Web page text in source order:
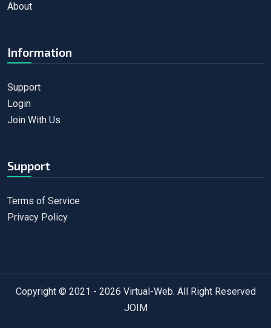
About
Information
Support
Login
Join With Us
Support
Terms of Service
Privacy Policy
Copyright © 2021 - 2026 Virtual-Web. All Right Reserved
JOIM